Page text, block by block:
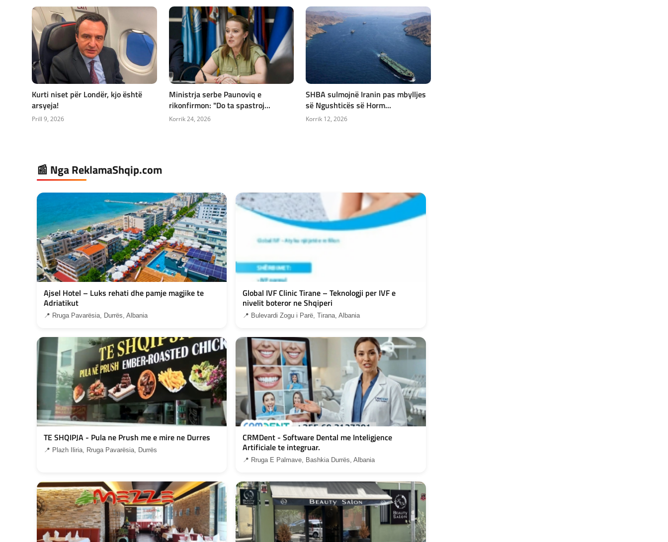
Kurti niset për Londër, kjo është
arsyeja!
Prill 9, 2026
Ministrja serbe Paunoviq e
rikonfirmon: "Do ta spastroj...
Korrik 24, 2026
SHBA sulmojnë Iranin pas mbylljes
së Ngushticës së Horm...
Korrik 12, 2026
📰 Nga ReklamaShqip.com
Ajsel Hotel – Luks rehati dhe pamje magjike te
Adriatikut
📍 Rruga Pavarësia, Durrës, Albania
Global IVF Clinic Tirane – Teknologji per IVF e
nivelit boteror ne Shqiperi
📍 Bulevardi Zogu i Parë, Tirana, Albania
TE SHQIPJA - Pula ne Prush me e mire ne Durres
📍 Plazh Iliria, Rruga Pavarësia, Durrës
CRMDent - Software Dental me Inteligjence
Artificiale te integruar.
📍 Rruga E Palmave, Bashkia Durrës, Albania